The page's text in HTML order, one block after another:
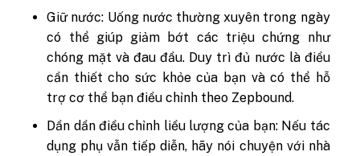
Giữ nước: Uống nước thường xuyên trong ngày
có thể giúp giảm bớt các triệu chứng như
chóng mặt và đau đầu. Duy trì đủ nước là điều
cần thiết cho sức khỏe của bạn và có thể hỗ
trợ cơ thể bạn điều chỉnh theo Zepbound.
Dần dần điều chỉnh liều lượng của bạn: Nếu tác
dụng phụ vẫn tiếp diễn, hãy nói chuyện với nhà